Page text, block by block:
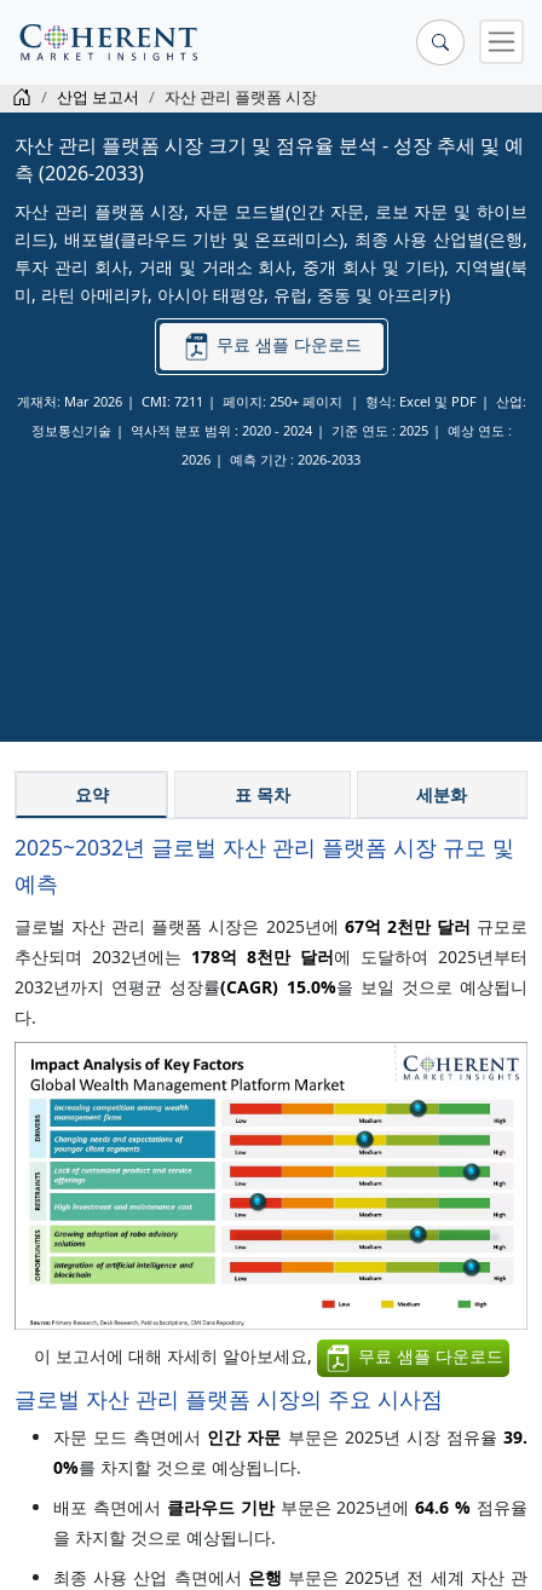
산업 보고서 자산 관리 플랫폼 시장
자산 관리 플랫폼 시장 크기 및 점유율 분석 - 성장 추세 및 예
측 (2026-2033)
자산 관리 플랫폼 시장, 자문 모드별(인간 자문, 로보 자문 및 하이브
리드), 배포별(클라우드 기반 및 온프레미스), 최종 사용 산업별(은행,
투자 관리 회사, 거래 및 거래소 회사, 중개 회사 및 기타), 지역별(북
미, 라틴 아메리카, 아시아 태평양, 유럽, 중동 및 아프리카)
무료 샘플 다운로드
게재처: Mar 2026 CMI: 7211 페이지: 250+ 페이지 형식: Excel 및 PDF
산업:
정보통신기술
역사적 분포 범위 : 2020 - 2024 기준 연도 : 2025
예상 연도 :
2026
예측 기간 : 2026-2033
요약 표 목차 세분화
2025~2032년 글로벌 자산 관리 플랫폼 시장 규모 및
예측
글로벌 자산 관리 플랫폼 시장은 2025년에 67억 2천만 달러 규모로
추산되며 2032년에는 178억 8천만 달러에 도달하여 2025년부터
2032년까지 연평균 성장률(CAGR) 15.0%을 보일 것으로 예상됩니
다.
이 보고서에 대해 자세히 알아보세요, 무료 샘플 다운로드
글로벌 자산 관리 플랫폼 시장의 주요 시사점
자문 모드 측면에서 인간 자문 부문은 2025년 시장 점유율39.
0%를 차지할 것으로 예상됩니다.
배포 측면에서 클라우드 기반 부문은 2025년에64.6 % 점유율
을 차지할 것으로 예상됩니다.
최종 사용 산업 측면에서 은행 부문은 2025년 전 세계 자산 관